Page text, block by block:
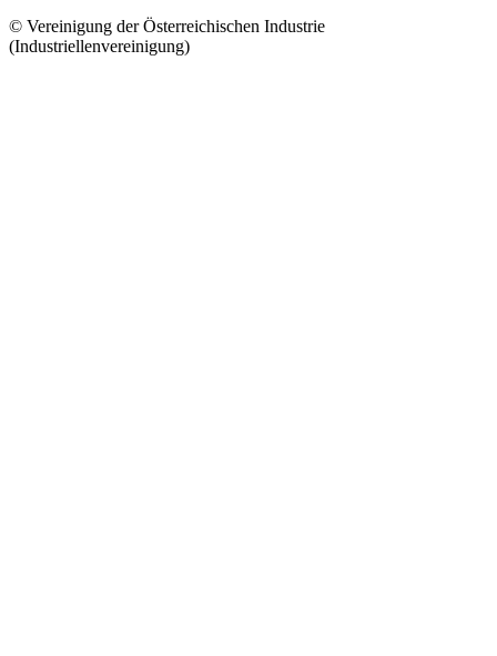
© Vereinigung der Österreichischen Industrie
(Industriellenvereinigung)